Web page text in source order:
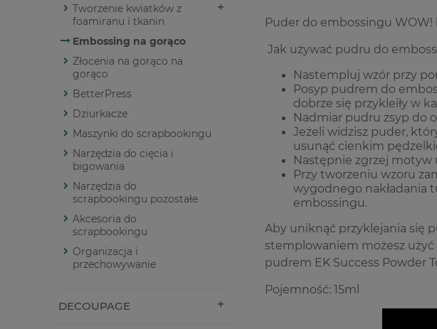
Tworzenie kwiatków z
foamiranu i tkanin
Embossing na gorąco
Złocenia na gorąco na
gorąco
BetterPress
Dziurkacze
Maszynki do scrapbookingu
Narzędzia do cięcia i
bigowania
Narzędzia do
scrapbookingu pozostałe
Akcesoria do
scrapbookingu
Organizacja i
przechowywanie
DECOUPAGE
Puder do embossingu WOW!
Jak używać pudru do
Nastempluj wzór przy
Posyp pudrem do
dobrze się przykleiły w
Nadmiar pudru zsyp do
Jeżeli widzisz puder,
usunąć cienkim
Następnie zgrzej motyw
Przy tworzeniu wzoru
wygodnego nakładania
embossingu.
Aby uniknąć przyklejania się
stemplowaniem możesz
pudrem EK Success Powder
Pojemność: 15ml